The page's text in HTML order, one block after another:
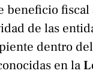
beneficio
de las
dentro
en la